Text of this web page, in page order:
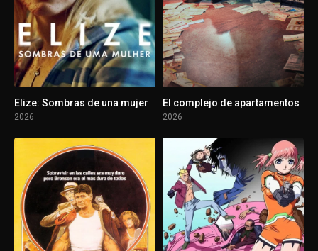
Elize: Sombras de una mujer
2026
El complejo de apartamentos
2026